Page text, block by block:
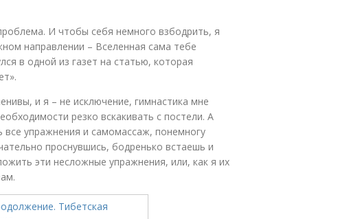
И чтобы себя немного взбодрить, я
направлении – Вселенная сама тебе
в одной из газет на статью, которая
и я – не исключение, гимнастика мне
резко вскакивать с постели. А
упражнения и самомассаж, понемногу
проснувшись, бодренько встаешь и
эти несложные упражнения, или, как я их